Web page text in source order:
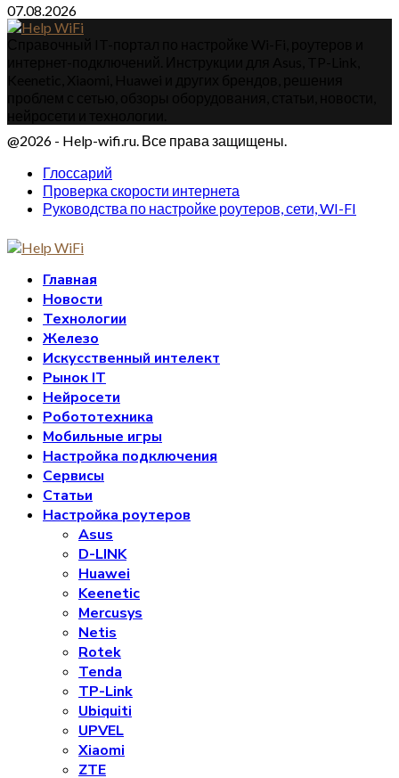
07.08.2026
@2026 - Help-wifi.ru. Все права защищены.
Глоссарий
Проверка скорости интернета
Руководства по настройке роутеров, сети, WI-FI
Главная
Новости
Технологии
Железо
Искусственный интелект
Рынок IT
Нейросети
Робототехника
Мобильные игры
Настройка подключения
Сервисы
Статьи
Настройка роутеров
Asus
D-LINK
Huawei
Keenetic
Mercusys
Netis
Rotek
Tenda
TP-Link
Ubiquiti
UPVEL
Xiaomi
ZTE